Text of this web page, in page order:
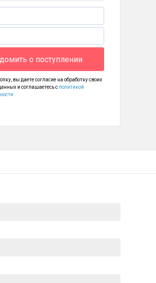
о поступлении
вы даете согласие на обработку своих
и соглашаетесь с политикой
Телефон BQ 2842 Disco Boom